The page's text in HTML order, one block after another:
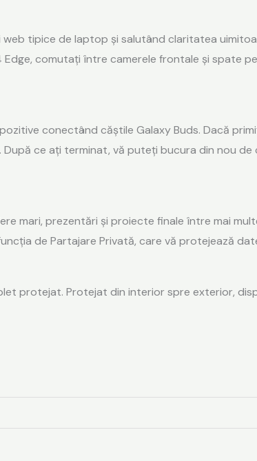
tipice de laptop și salutând claritatea
comutați între camerele frontale și spate
conectând căștile Galaxy Buds. Dacă
ce ați terminat, vă puteți bucura din nou
mari, prezentări și proiecte finale între mai
de Partajare Privată, care vă protejează
protejat. Protejat din interior spre exterior,